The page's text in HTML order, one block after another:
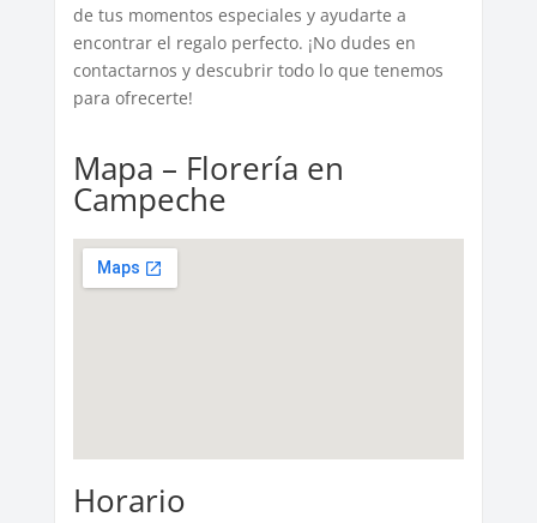
de tus momentos especiales y ayudarte a
encontrar el regalo perfecto. ¡No dudes en
contactarnos y descubrir todo lo que tenemos
para ofrecerte!
Mapa – Florería en
Campeche
Horario